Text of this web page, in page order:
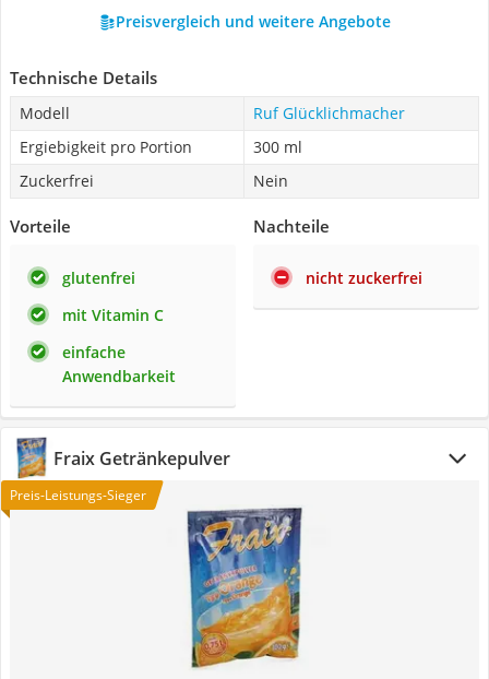
Preisvergleich und weitere Angebote
Technische Details
Modell
Ruf Glücklichmacher
Ergiebigkeit pro Portion
300 ml
Zuckerfrei
Nein
Vorteile
glutenfrei
mit Vitamin C
einfache
Anwendbarkeit
Nachteile
nicht zuckerfrei
Fraix Getränkepulver
Preis-Leistungs-Sieger